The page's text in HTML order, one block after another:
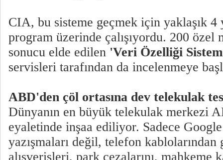
CIA, bu sisteme geçmek için yaklaşık 4
program üzerinde çalışıyordu. 200 özel
sonucu elde edilen 'Veri Özelliği
servisleri tarafından da incelenmeye
ABD'den çöl ortasına dev telekulak
Dünyanın en büyük telekulak merkezi
eyaletinde inşaa ediliyor. Sadece Google
yazışmaları değil, telefon
alışverişleri, park cezalarını, mahkeme